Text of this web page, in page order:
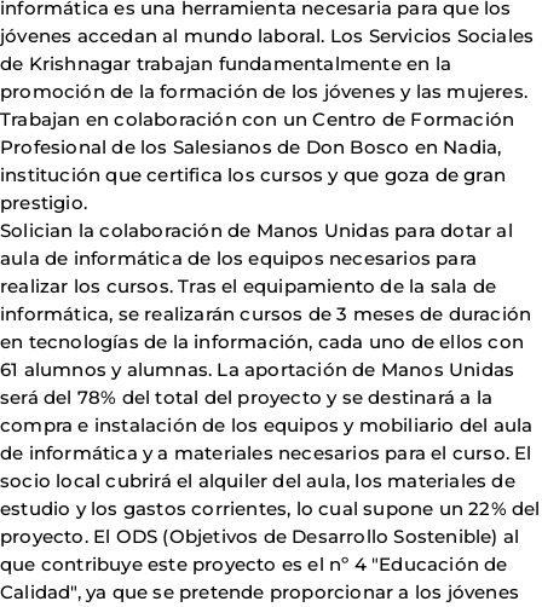
informática es una herramienta necesaria para que los
jóvenes accedan al mundo laboral. Los Servicios Sociales
de Krishnagar trabajan fundamentalmente en la
promoción de la formación de los jóvenes y las mujeres.
Trabajan en colaboración con un Centro de Formación
Profesional de los Salesianos de Don Bosco en Nadia,
institución que certifica los cursos y que goza de gran
prestigio.
Solician la colaboración de Manos Unidas para dotar al
aula de informática de los equipos necesarios para
realizar los cursos. Tras el equipamiento de la sala de
informática, se realizarán cursos de 3 meses de duración
en tecnologías de la información, cada uno de ellos con
61 alumnos y alumnas. La aportación de Manos Unidas
será del 78% del total del proyecto y se destinará a la
compra e instalación de los equipos y mobiliario del aula
de informática y a materiales necesarios para el curso. El
socio local cubrirá el alquiler del aula, los materiales de
estudio y los gastos corrientes, lo cual supone un 22% del
proyecto. El ODS (Objetivos de Desarrollo Sostenible) al
que contribuye este proyecto es el nº 4 "Educación de
Calidad", ya que se pretende proporcionar a los jóvenes